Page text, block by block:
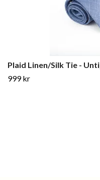
Plaid Linen/Silk Tie -
999 kr